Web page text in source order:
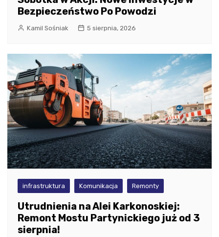
Bezpieczeństwo Po Powodzi
Kamil Sośniak 5 sierpnia, 2026
infrastruktura Komunikacja Remonty
Utrudnienia na Alei Karkonoskiej:
Remont Mostu Partynickiego już od 3
sierpnia!